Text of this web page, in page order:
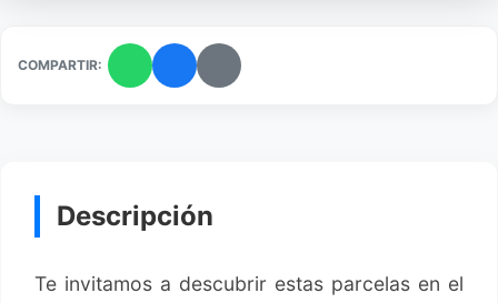
COMPARTIR:
Descripción
Te invitamos a descubrir estas parcelas en el